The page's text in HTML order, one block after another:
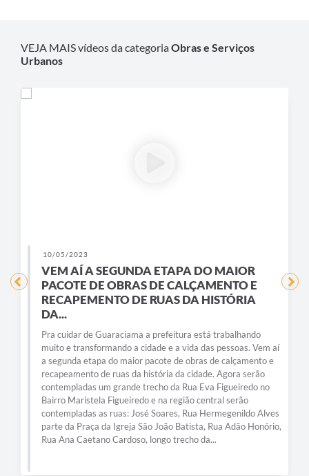
VEJA MAIS vídeos da categoriaObras e Serviços
Urbanos
10/05/2023
VEM AÍ A SEGUNDA ETAPA DO MAIOR
PACOTE DE OBRAS DE CALÇAMENTO E
RECAPEMENTO DE RUAS DA HISTÓRIA
DA...
Pra cuidar de Guaraciama a prefeitura está trabalhando
muito e transformando a cidade e a vida das pessoas. Vem aí
a segunda etapa do maior pacote de obras de calçamento e
recapeamento de ruas da história da cidade. Agora serão
contempladas um grande trecho da Rua Eva Figueiredo no
Bairro Maristela Figueiredo e na região central serão
contempladas as ruas: José Soares, Rua Hermegenildo Alves
parte da Praça da Igreja São João Batista, Rua Adão Honório,
Rua Ana Caetano Cardoso, longo trecho da...